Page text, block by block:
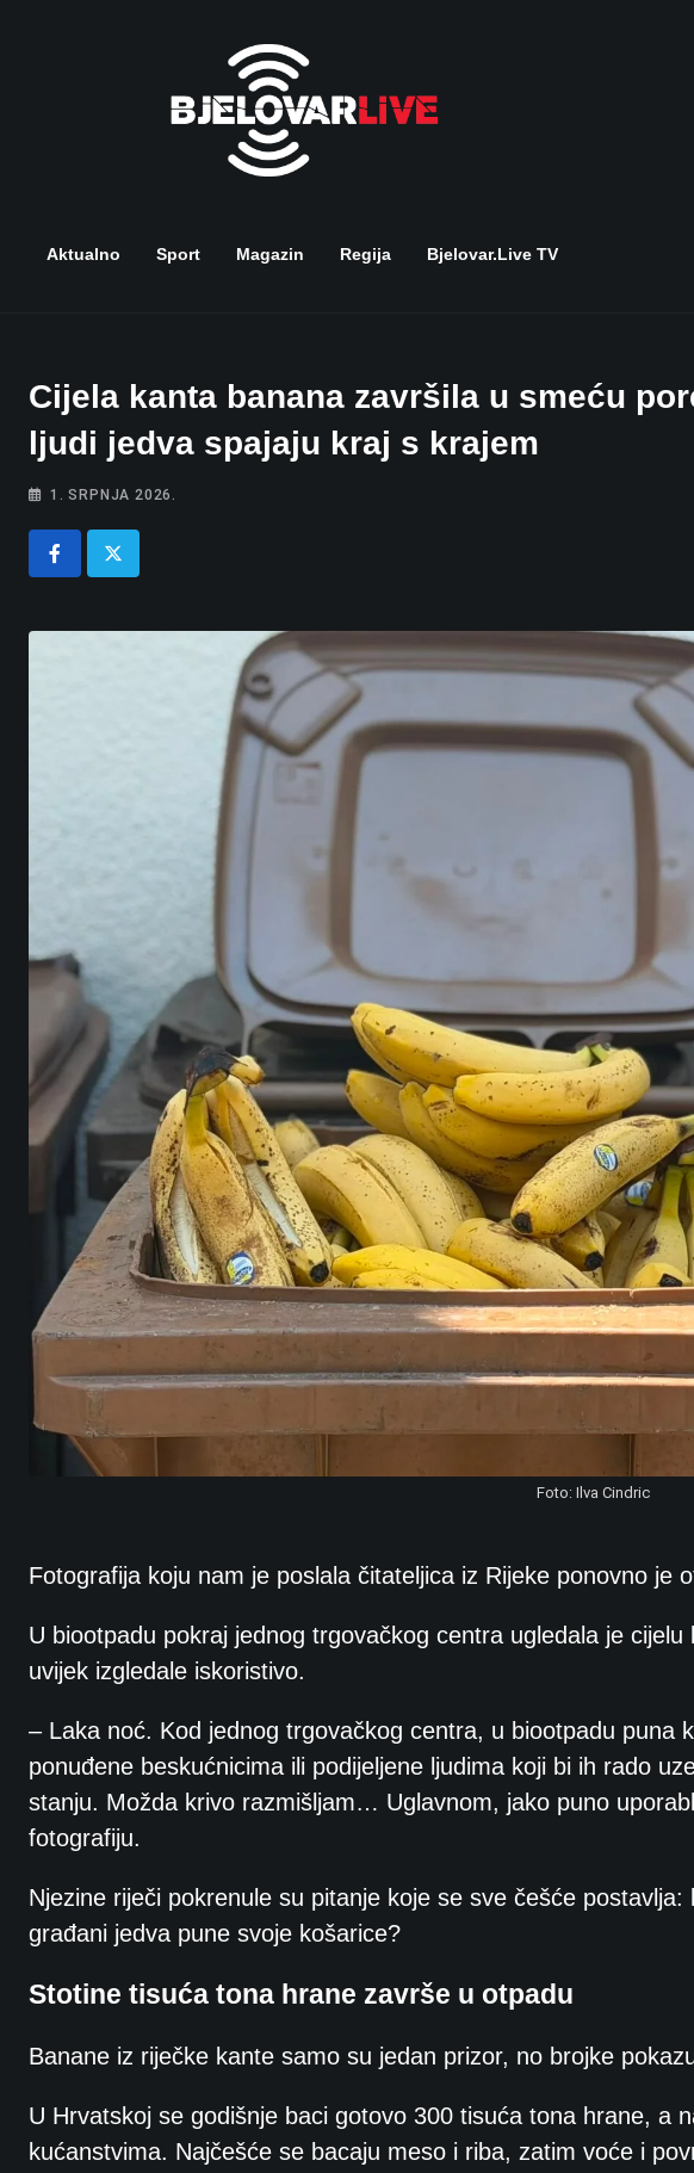
Aktualno Sport Magazin Regija Bjelovar.live TV
Cijela kanta banana završila u smeću
ljudi jedva spajaju kraj s krajem
1. SRPNJA 2026.
Foto: Ilva Cindric
Fotografija koju nam je poslala čitateljica iz Rijeke ponovno je
U biootpadu pokraj jednog trgovačkog centra ugledala je
uvijek izgledale iskoristivo.
– Laka noć. Kod jednog trgovačkog centra, u biootpadu puna
ponuđene beskućnicima ili podijeljene ljudima koji bi ih rado
stanju. Možda krivo razmišljam… Uglavnom, jako puno
fotografiju.
Njezine riječi pokrenule su pitanje koje se sve češće
građani jedva pune svoje košarice?
Stotine tisuća tona hrane završe u otpadu
Banane iz riječke kante samo su jedan prizor, no brojke
U Hrvatskoj se godišnje baci gotovo 300 tisuća tona hrane, a
kućanstvima. Najčešće se bacaju meso i riba, zatim voće i